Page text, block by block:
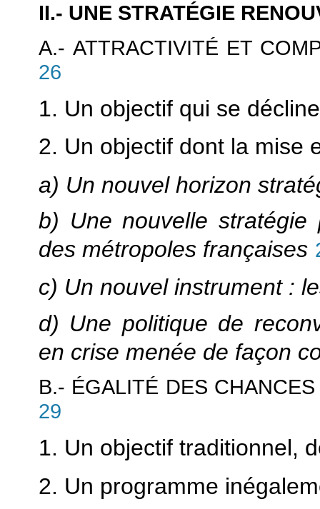
II.- UNE STRATÉGIE
A.- ATTRACTIVITÉ ET
26
1. Un objectif qui se
2. Un objectif dont la mise
a) Un nouvel horizon
b) Une nouvelle stratégie
des métropoles françaises
c) Un nouvel instrument :
d) Une politique de
en crise menée de façon
B.- ÉGALITÉ DES
29
1. Un objectif traditionnel,
2. Un programme